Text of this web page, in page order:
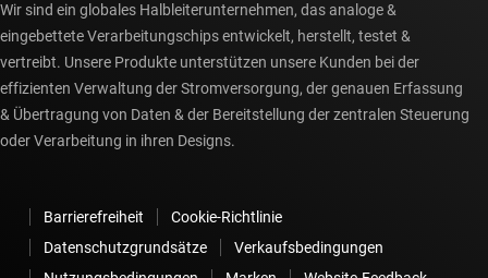
Wir sind ein globales Halbleiterunternehmen, das analoge &
eingebettete Verarbeitungschips entwickelt, herstellt, testet &
vertreibt. Unsere Produkte unterstützen unsere Kunden bei der
effizienten Verwaltung der Stromversorgung, der genauen Erfassung
& Übertragung von Daten & der Bereitstellung der zentralen Steuerung
oder Verarbeitung in ihren Designs.
Barrierefreiheit
Cookie-Richtlinie
Datenschutzgrundsätze
Verkaufsbedingungen